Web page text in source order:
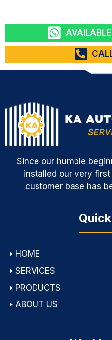
Since our humble
installed our very
customer base has
🢒 HOME
🢒 SERVICES
🢒 PRODUCTS
🢒 ABOUT US